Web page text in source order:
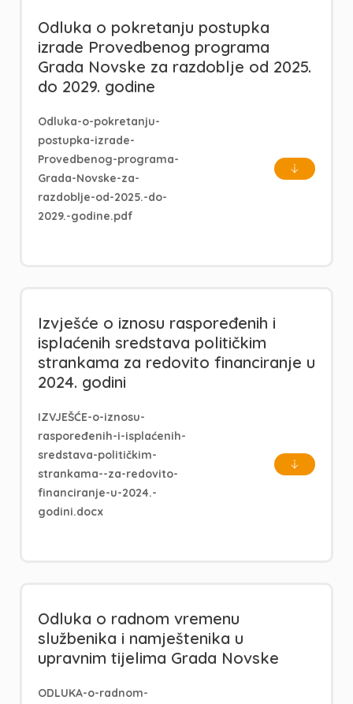
Odluka o pokretanju postupka
izrade Provedbenog programa
Grada Novske za razdoblje od 2025.
do 2029. godine
Odluka-o-pokretanju-
postupka-izrade-
Provedbenog-programa-
Grada-Novske-za-
razdoblje-od-2025.-do-
2029.-godine.pdf
Izvješće o iznosu raspoređenih i
isplaćenih sredstava političkim
strankama za redovito financiranje u
2024. godini
IZVJEŠĆE-o-iznosu-
raspoređenih-i-isplaćenih-
sredstava-političkim-
strankama--za-redovito-
financiranje-u-2024.-
godini.docx
Odluka o radnom vremenu
službenika i namještenika u
upravnim tijelima Grada Novske
ODLUKA-o-radnom-